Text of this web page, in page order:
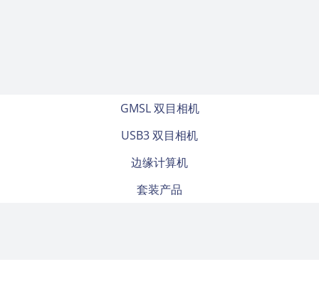
GMSL 双目相机
USB3 双目相机
边缘计算机
套装产品